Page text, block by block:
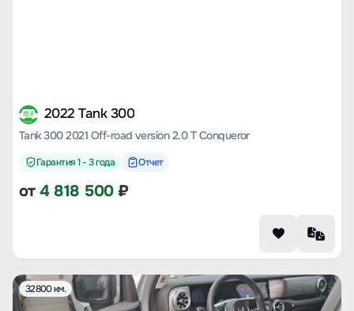
2022 Tank 300
Tank 300 2021 Off-road version 2.0 T Conqueror
Гарантия 1 - 3 года Отчет
от4 818 500₽
32800 км.